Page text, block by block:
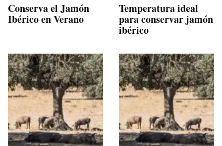
Conserva el Jamón
Ibérico en Verano
Temperatura ideal
para conservar jamón
ibérico